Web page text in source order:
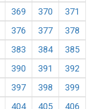
369 370
371
376 377
378
383 384
385
390 391
392
397 398
399
404 405
406